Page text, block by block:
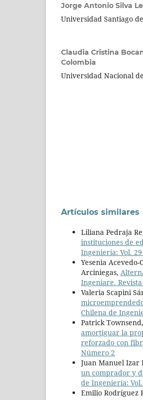
Jorge Antonio Silva
Universidad Santiago
Claudia Cristina
Colombia
Universidad Nacional
Artículos similares
Liliana Pedraja
instituciones de
Ingeniería: Vol.
Yesenia
Arciniegas,
Ingeniare.
Valeria Scapini
Chilena de
Patrick
amortiguar la
reforzado con
Número 2
Juan Manuel Izar
un comprador y
de Ingeniería:
Emilio Rodríguez